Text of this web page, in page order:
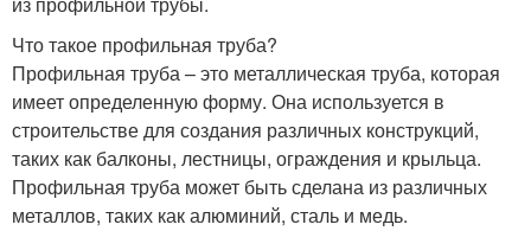
Что такое профильная труба?
Профильная труба – это металлическая труба, которая
имеет определенную форму. Она используется в
строительстве для создания различных конструкций,
таких как балконы, лестницы, ограждения и крыльца.
Профильная труба может быть сделана из различных
металлов, таких как алюминий, сталь и медь.